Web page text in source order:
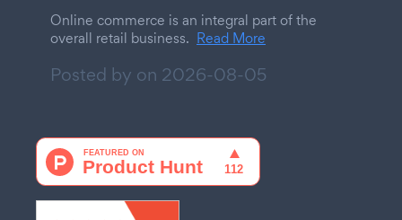
Online commerce is an integral part of the
overall retail business. Read More
Posted by on 2026-08-05